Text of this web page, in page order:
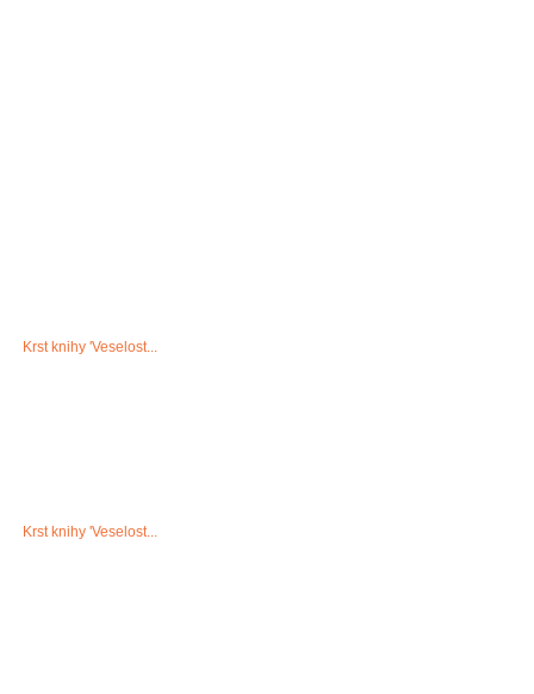
Krst knihy 'Veselost...
Krst knihy 'Veselost...